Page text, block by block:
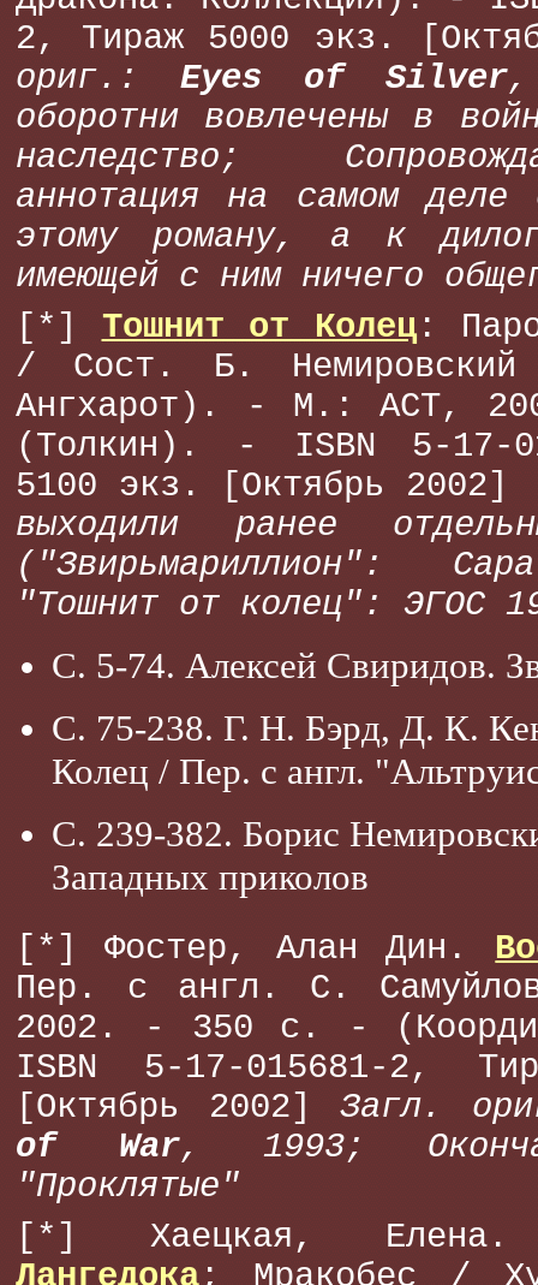
2, Тираж 5000 экз.
ориг.: Eyes of Silver,
оборотни вовлечены в
наследство;
аннотация на самом деле
этому роману, а к
имеющей с ним ничего
[*] Тошнит от Колец:
/ Сост. Б. Немировский
Ангхарот). - М.: АСТ,
(Толкин). - ISBN 5-17-
5100 экз. [Октябрь
выходили ранее
("Звирьмариллион":
"Тошнит от колец": ЭГОС
С. 5-74. Алексей Свиридов.
С. 75-238. Г. Н. Бэрд, Д. К.
Колец / Пер. с англ.
С. 239-382. Борис
Западных приколов
[*] Фостер, Алан Дин.
Пер. с англ. С.
2002. - 350 с. -
ISBN 5-17-015681-2,
[Октябрь 2002]Загл.
of War, 1993;
"Проклятые"
[*] Хаецкая,